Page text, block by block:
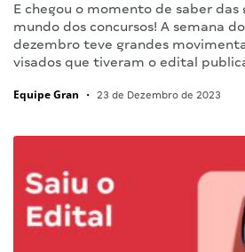
E chegou o momento de saber das
mundo dos concursos! A semana
dezembro teve grandes
visados que tiveram o edital
Equipe Gran • 23 de Dezembro de 2023